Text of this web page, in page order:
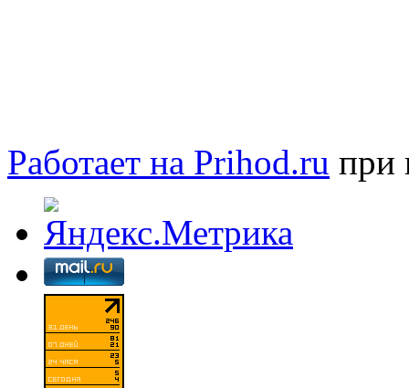
Работает на Prihod.ru при